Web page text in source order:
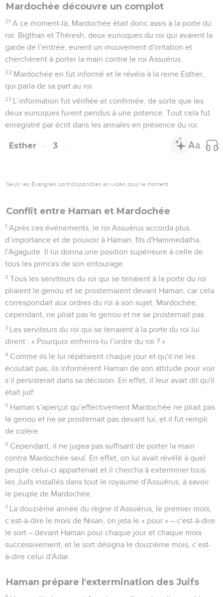
Mardochée découvre un complot
21 A ce moment-là, Mardochée était donc assis à la porte du
roi. Bigthan et Théresh, deux eunuques du roi qui avaient la
garde de l’entrée, eurent un mouvement d'irritation et
cherchèrent à porter la main contre le roi Assuérus.
22 Mardochée en fut informé et le révéla à la reine Esther,
qui parla de sa part au roi.
23 L’information fut vérifiée et confirmée, de sorte que les
deux eunuques furent pendus à une potence. Tout cela fut
enregistré par écrit dans les annales en présence du roi.
Esther 3
Seuls les Évangiles sont disponibles en vidéo pour le moment.
Conflit entre Haman et Mardochée
1 Après ces événements, le roi Assuérus accorda plus
d’importance et de pouvoir à Haman, fils d'Hammedatha,
l'Agaguite. Il lui donna une position supérieure à celle de
tous les princes de son entourage.
2 Tous les serviteurs du roi qui se tenaient à la porte du roi
pliaient le genou et se prosternaient devant Haman, car cela
correspondait aux ordres du roi à son sujet. Mardochée,
cependant, ne pliait pas le genou et ne se prosternait pas.
3 Les serviteurs du roi qui se tenaient à la porte du roi lui
dirent : « Pourquoi enfreins-tu l’ordre du roi ? »
4 Comme ils le lui répétaient chaque jour et qu'il ne les
écoutait pas, ils informèrent Haman de son attitude pour voir
s’il persisterait dans sa décision. En effet, il leur avait dit qu'il
était juif.
5 Haman s’aperçut qu’effectivement Mardochée ne pliait pas
le genou et ne se prosternait pas devant lui, et il fut rempli
de colère.
6 Cependant, il ne jugea pas suffisant de porter la main
contre Mardochée seul. En effet, on lui avait révélé à quel
peuple celui-ci appartenait et il chercha à exterminer tous
les Juifs installés dans tout le royaume d'Assuérus, à savoir
le peuple de Mardochée.
7 La douzième année du règne d’Assuérus, le premier mois,
c’est-à-dire le mois de Nisan, on jeta le « pour » – c'est-à-dire
le sort – devant Haman pour chaque jour et chaque mois
successivement, et le sort désigna le douzième mois, c’est-
à-dire celui d'Adar.
Haman prépare l'extermination des Juifs